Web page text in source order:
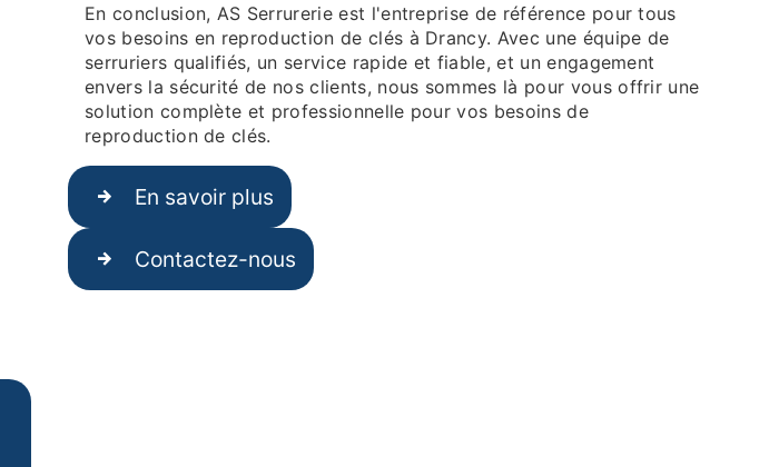
En conclusion, AS Serrurerie est l'entreprise de référence pour tous
vos besoins en reproduction de clés à Drancy. Avec une équipe de
serruriers qualifiés, un service rapide et fiable, et un engagement
envers la sécurité de nos clients, nous sommes là pour vous offrir une
solution complète et professionnelle pour vos besoins de
reproduction de clés.
En savoir plus
Contactez-nous